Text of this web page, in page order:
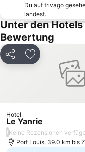
Du auf trivago
landest.
Unter den
Bewertung
Teilen Zu Favoriten
Hotel
Le Yanrie
/Keine Rezensionen
Port Louis, 39.0 km bis